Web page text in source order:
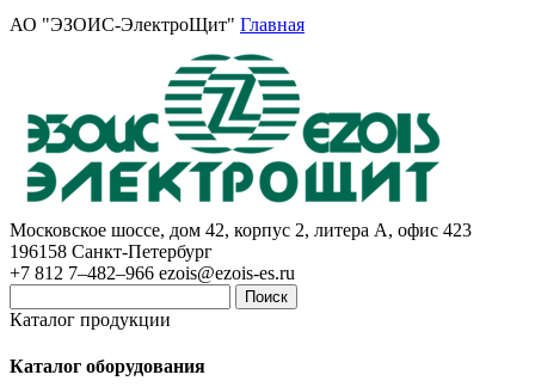
АО "ЭЗОИС-ЭлектроЩит" Главная
Московское шоссе, дом 42, корпус 2, литера А, офис 423
196158 Санкт-Петербург
+7 812 7–482–966 ezois@ezois-es.ru
Поиск
Каталог продукции
Каталог оборудования